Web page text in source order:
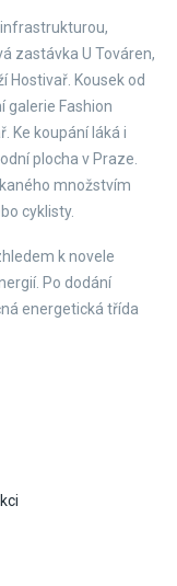
zastávka U Továren,
Hostivař. Kousek od
galerie Fashion
Ke koupání láká i
plocha v Praze.
množstvím
cyklisty.
k novele
Po dodání
energetická třída